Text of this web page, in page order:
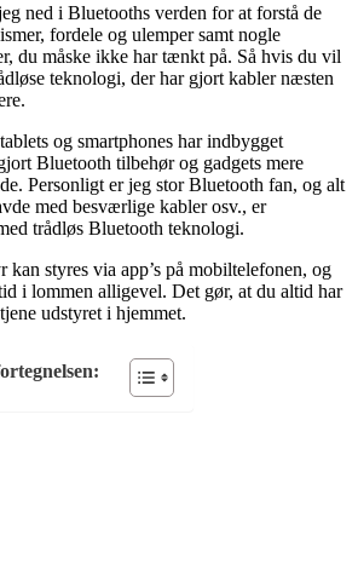
ned i Bluetooths verden for at forstå de
fordele og ulemper samt nogle
du måske ikke har tænkt på. Så hvis du vil
teknologi, der har gjort kabler næsten
og smartphones har indbygget
Bluetooth tilbehør og gadgets mere
Personligt er jeg stor Bluetooth fan, og alt
med besværlige kabler osv., er
trådløs Bluetooth teknologi.
styres via app’s på mobiltelefonen, og
i lommen alligevel. Det gør, at du altid har
udstyret i hjemmet.